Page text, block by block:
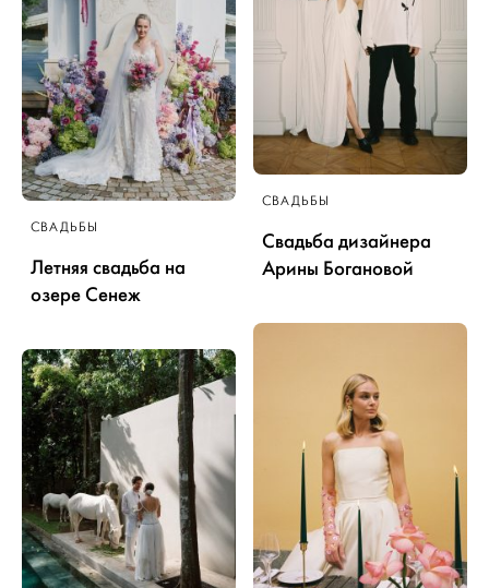
СВАДЬБЫ
Свадьба дизайнера
Арины Богановой
СВАДЬБЫ
Летняя свадьба на
озере Сенеж